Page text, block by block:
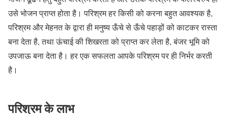
उसे भोजन प्राप्त होता है। परिश्रम हर किसी को करना बहुत आवश्यक है,
परिश्रम और मेहनत के द्वारा ही मनुष्य ऊँचे से ऊँचे पहाड़ों को काटकर रास्ता
बना देता है, तथा ऊंचाई की शिखरता को प्राप्त कर लेता है, बंजर भूमि को
उपजाऊ बना देता है। हर एक सफलता आपके परिश्रम पर ही निर्भर करती
है।
परिश्रम के लाभ